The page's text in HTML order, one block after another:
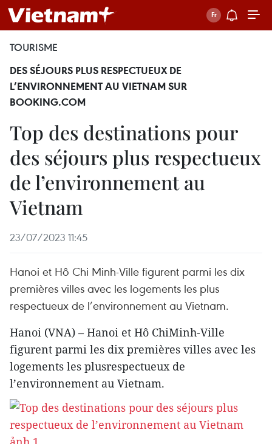
TOURISME
DES SÉJOURS PLUS RESPECTUEUX DE
L’ENVIRONNEMENT AU VIETNAM SUR
BOOKING.COM
Top des destinations pour
des séjours plus respectueux
de l’environnement au
Vietnam
23/07/2023 11:45
Hanoi et Hô Chi Minh-Ville figurent parmi les dix
premières villes avec les logements les plus
respectueux de l’environnement au Vietnam.
Hanoi (VNA) – Hanoi et Hô ChiMinh-Ville
figurent parmi les dix premières villes avec les
logements les plusrespectueux de
l’environnement au Vietnam.